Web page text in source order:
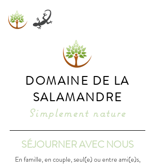
DOMAINE DE LA
SALAMANDRE
Simplement nature
SÉJOURNER AVEC NOUS
En famille, en couple, seul(e) ou entre ami(e)s,